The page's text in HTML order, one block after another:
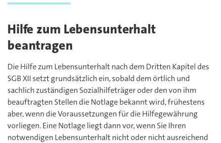
Hilfe zum Lebensunterhalt
beantragen
Die Hilfe zum Lebensunterhalt nach dem Dritten Kapitel des
SGB XII setzt grundsätzlich ein, sobald dem örtlich und
sachlich zuständigen Sozialhilfeträger oder den von ihm
beauftragten Stellen die Notlage bekannt wird, frühestens
aber, wenn die Voraussetzungen für die Hilfegewährung
vorliegen. Eine Notlage liegt dann vor, wenn Sie Ihren
notwendigen Lebensunterhalt nicht oder nicht ausreichend